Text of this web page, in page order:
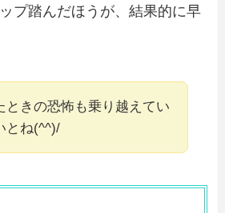
プ踏んだほうが、結果的に早
ときの恐怖も乗り越えてい
とね(^^)/